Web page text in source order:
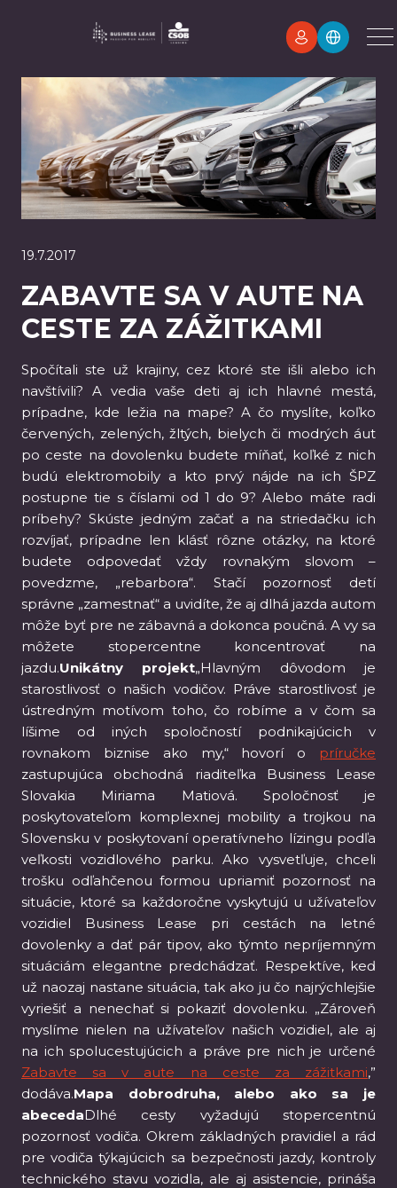
19.7.2017
ZABAVTE SA V AUTE NA
CESTE ZA ZÁŽITKAMI
Spočítali ste už krajiny, cez ktoré ste išli alebo ich
navštívili? A vedia vaše deti aj ich hlavné mestá,
prípadne, kde ležia na mape? A čo myslíte, koľko
červených, zelených, žltých, bielych či modrých áut
po ceste na dovolenku budete míňať, koľké z nich
budú elektromobily a kto prvý nájde na ich ŠPZ
postupne tie s číslami od 1 do 9? Alebo máte radi
príbehy? Skúste jedným začať a na striedačku ich
rozvíjať, prípadne len klásť rôzne otázky, na ktoré
budete odpovedať vždy rovnakým slovom –
povedzme, „rebarbora“. Stačí pozornosť detí
správne „zamestnať“ a uvidíte, že aj dlhá jazda autom
môže byť pre ne zábavná a dokonca poučná. A vy sa
môžete stopercentne koncentrovať na
jazdu.Unikátny projekt„Hlavným dôvodom je
starostlivosť o našich vodičov. Práve starostlivosť je
ústredným motívom toho, čo robíme a v čom sa
líšime od iných spoločností podnikajúcich v
rovnakom biznise ako my,“ hovorí o príručke
zastupujúca obchodná riaditeľka Business Lease
Slovakia Miriama Matiová. Spoločnosť je
poskytovateľom komplexnej mobility a trojkou na
Slovensku v poskytovaní operatívneho lízingu podľa
veľkosti vozidlového parku. Ako vysvetľuje, chceli
trošku odľahčenou formou upriamiť pozornosť na
situácie, ktoré sa každoročne vyskytujú u užívateľov
vozidiel Business Lease pri cestách na letné
dovolenky a dať pár tipov, ako týmto nepríjemným
situáciám elegantne predchádzať. Respektíve, keď
už naozaj nastane situácia, tak ako ju čo najrýchlejšie
vyriešiť a nenechať si pokaziť dovolenku. „Zároveň
myslíme nielen na užívateľov našich vozidiel, ale aj
na ich spolucestujúcich a práve pre nich je určené
Zabavte sa v aute na ceste za zážitkami,”
dodáva.Mapa dobrodruha, alebo ako sa je
abecedaDlhé cesty vyžadujú stopercentnú
pozornosť vodiča. Okrem základných pravidiel a rád
pre vodiča týkajúcich sa bezpečnosti jazdy, kontroly
technického stavu vozidla, ale aj asistencie, prináša